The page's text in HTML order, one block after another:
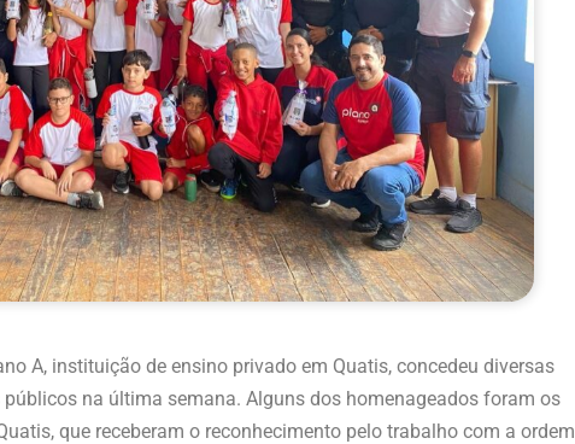
A, instituição de ensino privado em Quatis, concedeu diversas
na última semana. Alguns dos homenageados foram os
que receberam o reconhecimento pelo trabalho com a ordem